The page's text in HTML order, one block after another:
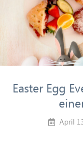
Easter Egg
April